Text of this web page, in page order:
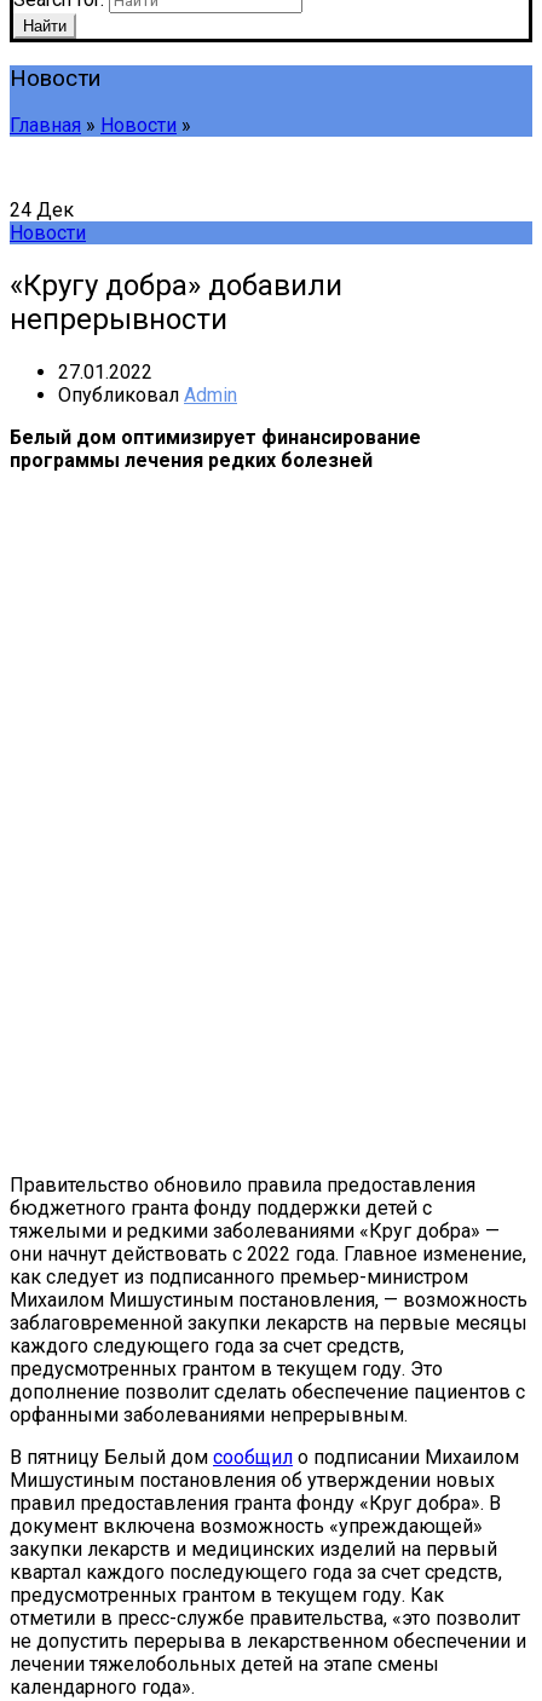
Найти
Новости
Главная » Новости »
24 Дек
Новости
«Кругу добра» добавили
непрерывности
27.01.2022
Опубликовал Admin
Белый дом оптимизирует финансирование
программы лечения редких болезней
Правительство обновило правила предоставления
бюджетного гранта фонду поддержки детей с
тяжелыми и редкими заболеваниями «Круг добра» —
они начнут действовать с 2022 года. Главное изменение,
как следует из подписанного премьер-министром
Михаилом Мишустиным постановления, — возможность
заблаговременной закупки лекарств на первые месяцы
каждого следующего года за счет средств,
предусмотренных грантом в текущем году. Это
дополнение позволит сделать обеспечение пациентов с
орфанными заболеваниями непрерывным.
В пятницу Белый дом сообщил о подписании Михаилом
Мишустиным постановления об утверждении новых
правил предоставления гранта фонду «Круг добра». В
документ включена возможность «упреждающей»
закупки лекарств и медицинских изделий на первый
квартал каждого последующего года за счет средств,
предусмотренных грантом в текущем году. Как
отметили в пресс-службе правительства, «это позволит
не допустить перерыва в лекарственном обеспечении и
лечении тяжелобольных детей на этапе смены
календарного года».